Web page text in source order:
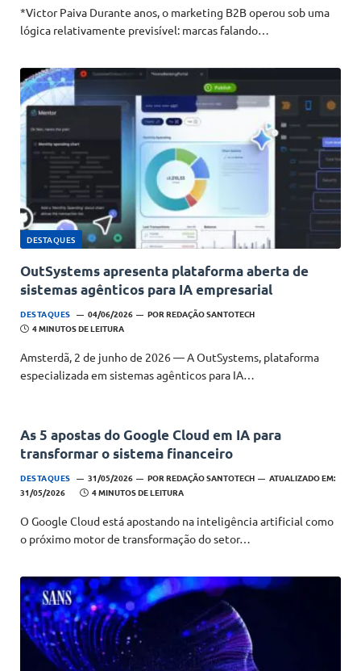
*Victor Paiva Durante anos, o marketing B2B operou sob uma
lógica relativamente previsível: marcas falando…
DESTAQUES
OutSystems apresenta plataforma aberta de
sistemas agênticos para IA empresarial
DESTAQUES 04/06/2026 POR REDAÇÃO SANTOTECH
4 MINUTOS DE LEITURA
Amsterdã, 2 de junho de 2026 — A OutSystems, plataforma
especializada em sistemas agênticos para IA…
As 5 apostas do Google Cloud em IA para
transformar o sistema financeiro
DESTAQUES 31/05/2026 POR REDAÇÃO SANTOTECH
ATUALIZADO EM:
31/05/2026
4 MINUTOS DE LEITURA
O Google Cloud está apostando na inteligência artificial como
o próximo motor de transformação do setor…